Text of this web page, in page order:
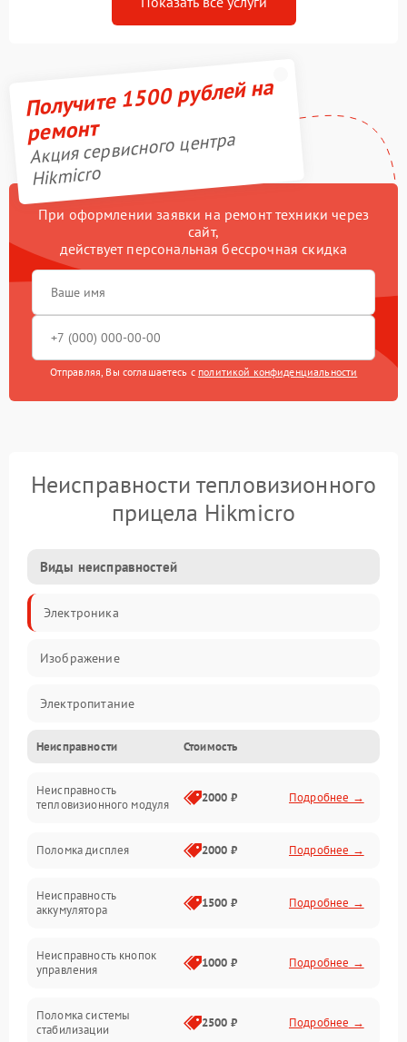
Получите 1500 рублей на
ремонт
Акция сервисного центра
Hikmicro
При оформлении заявки на ремонт техники через
сайт,
действует персональная бессрочная скидка
Отправляя, Вы соглашаетесь с политикой конфиденциальности
Неисправности тепловизионного
прицела Hikmicro
Виды неисправностей
Электроника
Изображение
Электропитание
Измерения
Матрица
Неисправности Стоимость
Неисправность
тепловизионного модуля
2000 ₽ Подробнее →
Поломка дисплея 2000 ₽ Подробнее →
Неисправность
аккумулятора
1500 ₽ Подробнее →
Неисправность кнопок
управления
1000 ₽ Подробнее →
Поломка системы
стабилизации
2500 ₽ Подробнее →